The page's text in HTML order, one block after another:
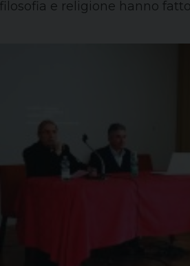
filosofia e religione hanno